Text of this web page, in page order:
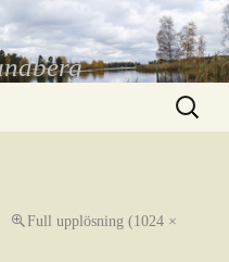
Sök
efter:
Full upplösning (1024 ×